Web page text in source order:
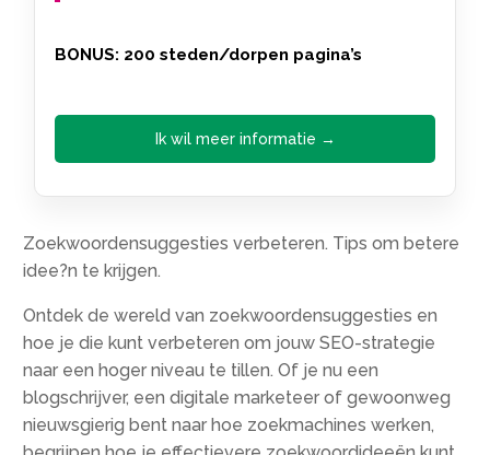
BONUS: 200 steden/dorpen pagina’s
Ik wil meer informatie →
Zoekwoordensuggesties verbeteren.​ Tips om betere
idee?n te krijgen.​
Ontdek de wereld van zoekwoordensuggesties en
hoe je die kunt verbeteren om jouw SEO-strategie
naar een hoger niveau te tillen.​ Of je nu een
blogschrijver, een digitale marketeer of gewoonweg
nieuwsgierig bent naar hoe zoekmachines werken,